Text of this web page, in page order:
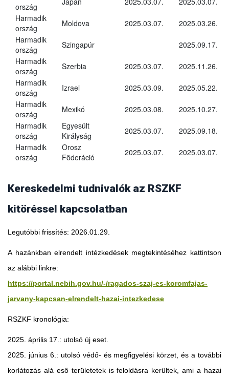
ország
Harmadik
ország
Moldova 2025.03.07.
2025.03.26.
Harmadik
ország
Szingapúr
2025.09.17.
Harmadik
ország
Szerbia 2025.03.07.
2025.11.26.
Harmadik
ország
Izrael 2025.03.09.
2025.05.22.
Harmadik
ország
Mexikó 2025.03.08.
2025.10.27.
Harmadik
ország
Egyesült
Királyság
2025.03.07.
2025.09.18.
Harmadik
ország
Orosz
Föderáció
2025.03.07. 2025.03.07.
Kereskedelmi tudnivalók az RSZKF
kitöréssel kapcsolatban
Legutóbbi frissítés: 2026.01.29.
A hazánkban elrendelt intézkedések megtekintéséhez kattintson
az alábbi linkre:
https://portal.nebih.gov.hu/-/ragados-szaj-es-koromfajas-
jarvany-kapcsan-elrendelt-hazai-intezkedese
RSZKF kronológia:
2025. április 17.: utolsó új eset.
2025. június 6.: utolsó védő- és megfigyelési körzet, és a további
korlátozás alá eső területetek is feloldásra kerültek, ami a hazai
Georgia